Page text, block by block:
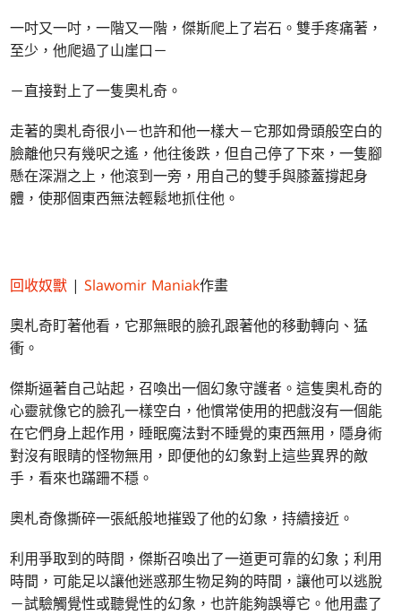
一吋又一吋，一階又一階，傑斯爬上了岩石。雙手疼痛著，
至少，他爬過了山崖口－
－直接對上了一隻奧札奇。
走著的奧札奇很小－也許和他一樣大－它那如骨頭般空白的
臉離他只有幾呎之遙，他往後跌，但自己停了下來，一隻腳
懸在深淵之上，他滾到一旁，用自己的雙手與膝蓋撐起身
體，使那個東西無法輕鬆地抓住他。
回收奴獸 |Slawomir Maniak作畫
奧札奇盯著他看，它那無眼的臉孔跟著他的移動轉向、猛
衝。
傑斯逼著自己站起，召喚出一個幻象守護者。這隻奧札奇的
心靈就像它的臉孔一樣空白，他慣常使用的把戲沒有一個能
在它們身上起作用，睡眠魔法對不睡覺的東西無用，隱身術
對沒有眼睛的怪物無用，即便他的幻象對上這些異界的敵
手，看來也蹣跚不穩。
奧札奇像撕碎一張紙般地摧毀了他的幻象，持續接近。
利用爭取到的時間，傑斯召喚出了一道更可靠的幻象；利用
時間，可能足以讓他迷惑那生物足夠的時間，讓他可以逃脫
－試驗觸覺性或聽覺性的幻象，也許能夠誤導它。他用盡了